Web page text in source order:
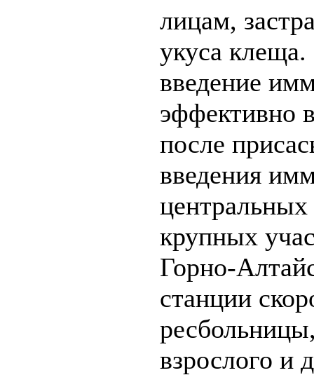
лицам,
укуса
введение
эффективно
после
введения
крупных
Горно-
станции
взрослого и